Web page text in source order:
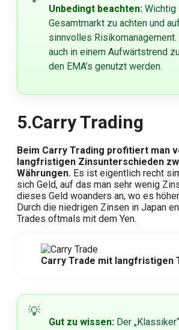
Unbedingt beachten: Wichtig
Gesamtmarkt zu achten und
sinnvolles
auch in einem Aufwärtstrend
den EMA’s genutzt werden.
5.Carry Trading
Beim Carry Trading profitiert man
langfristigen Zinsunterschieden
Währungen. Es ist eigentlich recht
sich Geld, auf das man sehr wenig
dieses Geld woanders an, wo es
Durch die niedrigen Zinsen in Japan
Trades oftmals mit dem Yen.
Carry Trade mit langfristigen
Gut zu wissen: Der